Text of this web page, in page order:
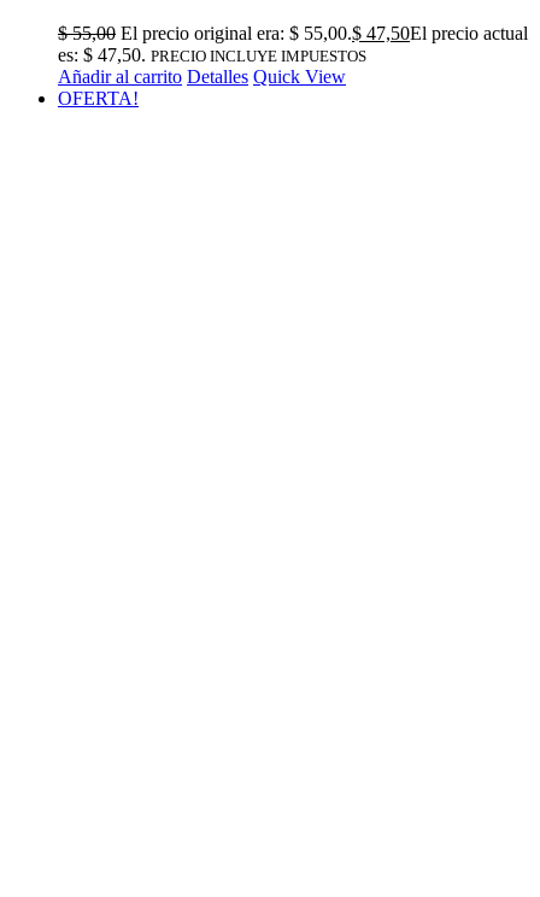
$55,00 El precio original era: $ 55,00.$ 47,50El precio actual
es: $ 47,50. PRECIO INCLUYE IMPUESTOS
Añadir al carrito Detalles Quick View
OFERTA!